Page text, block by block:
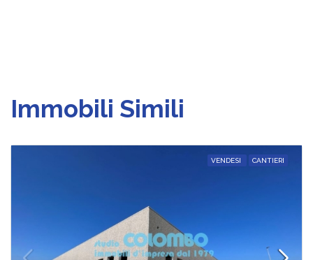
Immobili Simili
VENDESI CANTIERI